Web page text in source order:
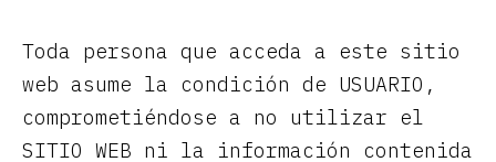
Toda persona que acceda a este sitio
web asume la condición de USUARIO,
comprometiéndose a no utilizar el
SITIO WEB ni la información contenida